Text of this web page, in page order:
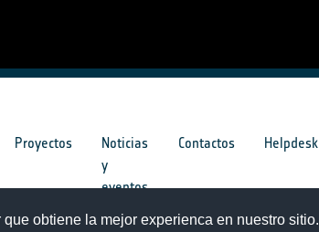
obtiene la mejor experienca en nuestro sitio.
Proyectos
Noticias
y
eventos
Contactos Helpdesk